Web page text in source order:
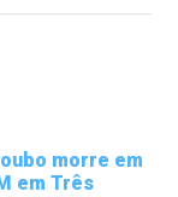
morre em
em Três